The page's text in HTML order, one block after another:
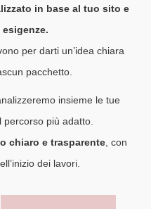
in base al tuo sito e
per darti un’idea chiara
pacchetto.
insieme le tue
più adatto.
chiaro e trasparente , con
dei lavori.